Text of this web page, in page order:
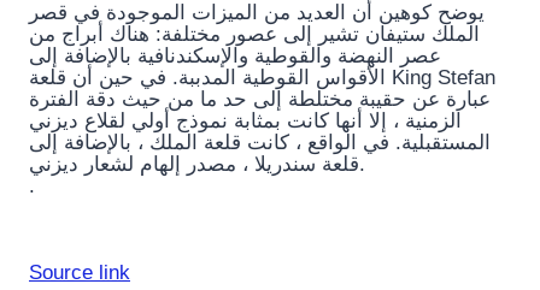
يوضح كوهين أن العديد من الميزات الموجودة في قصر
الملك ستيفان تشير إلى عصور مختلفة: هناك أبراج من
عصر النهضة والقوطية والإسكندنافية بالإضافة إلى
الأقواس القوطية المدببة. في حين أن قلعة King Stefan
عبارة عن حقيبة مختلطة إلى حد ما من حيث دقة الفترة
الزمنية ، إلا أنها كانت بمثابة نموذج أولي لقلاع ديزني
المستقبلية. في الواقع ، كانت قلعة الملك ، بالإضافة إلى
قلعة سندريلا ، مصدر إلهام لشعار ديزني.
.
Source link